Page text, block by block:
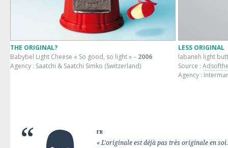
THE ORIGINAL?
Babybel Light Cheese « So good, so light » – 2006
Agency : Saatchi & Saatchi Simko (Switzerland)
LESS ORIGINAL
labaneh light
Source :
Agency :
FR
« L'originale est déjà pas très originale en